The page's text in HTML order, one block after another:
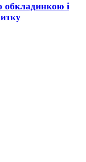
обкладинкою і